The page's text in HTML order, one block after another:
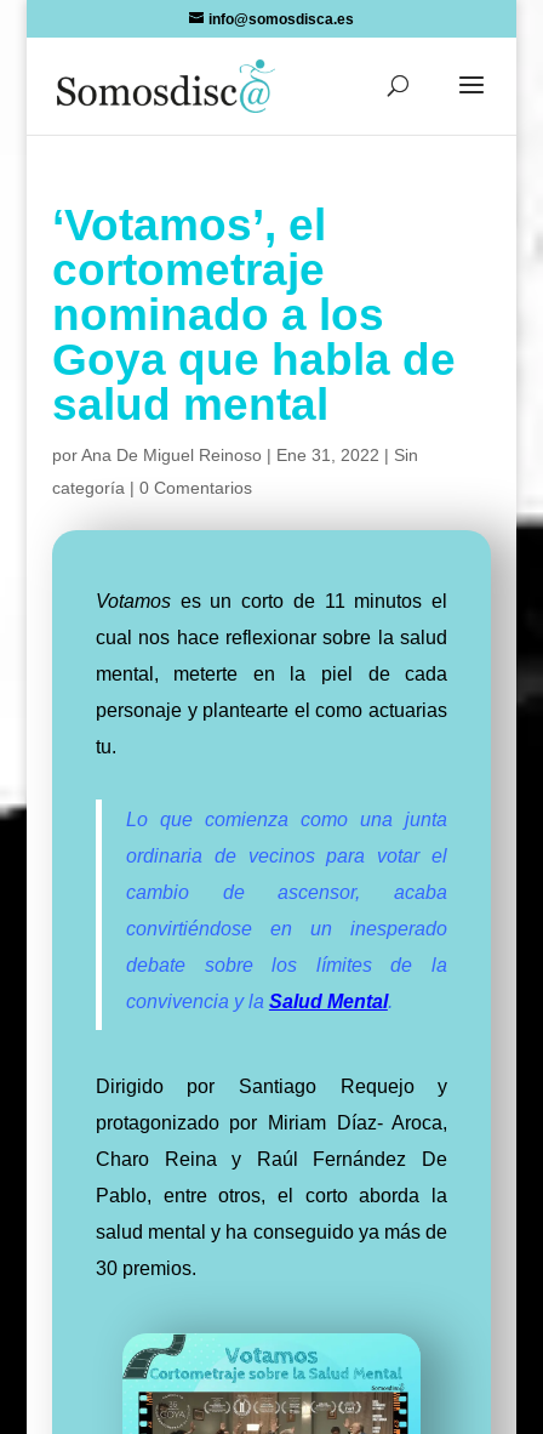
info@somosdisca.es
‘Votamos’, el
cortometraje
nominado a los
Goya que habla de
salud mental
porAna De Miguel Reinoso| Ene 31, 2022 | Sin
categoría | 0 Comentarios
Votamoses un corto de 11 minutos el
cual nos hace reflexionar sobre la salud
mental, meterte en la piel de cada
personaje y plantearte el como actuarias
tu.
Lo que comienza como una junta
ordinaria de vecinos para votar el
cambio de ascensor, acaba
convirtiéndose en un inesperado
debate sobre los límites de la
convivencia y la Salud Mental.
Dirigido por Santiago Requejo y
protagonizado por Miriam Díaz- Aroca,
Charo Reina y Raúl Fernández De
Pablo, entre otros, el corto aborda la
salud mental y ha conseguido ya más de
30 premios.